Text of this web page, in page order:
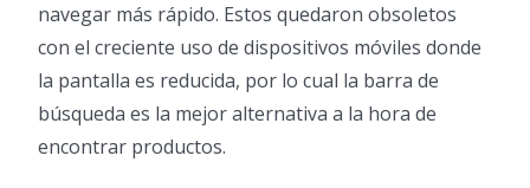
navegar más rápido. Estos quedaron obsoletos
con el creciente uso de dispositivos móviles donde
la pantalla es reducida, por lo cual la barra de
búsqueda es la mejor alternativa a la hora de
encontrar productos.